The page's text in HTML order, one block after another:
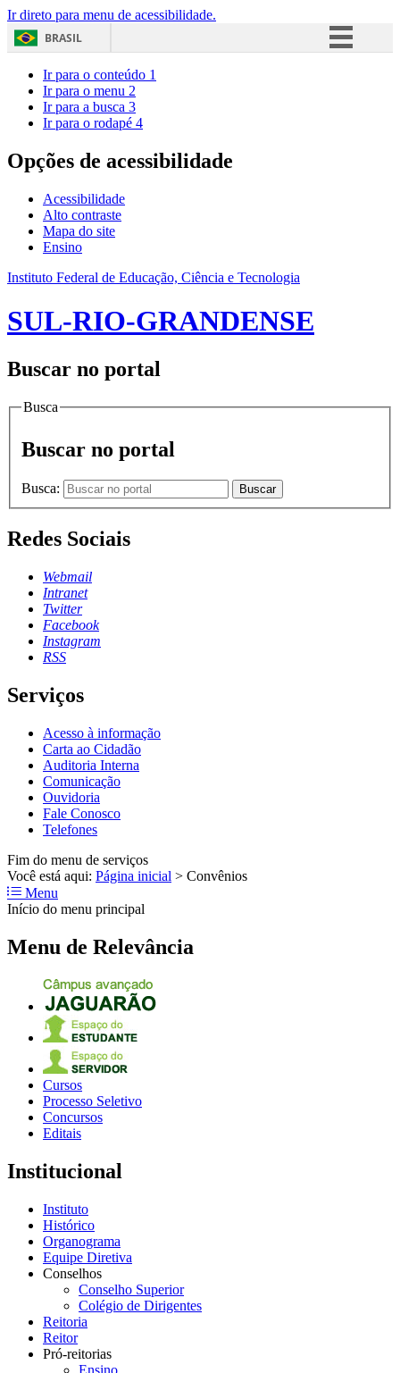
Ir direto para menu de acessibilidade.
BRASIL
Acesso à informação
Ir para o conteúdo 1
Ir para o menu 2
Ir para a busca 3
Ir para o rodapé 4
Opções de acessibilidade
Acessibilidade
Alto contraste
Mapa do site
Ensino
Instituto Federal de Educação, Ciência e Tecnologia
SUL-RIO-GRANDENSE
Buscar no portal
Busca
Buscar no portal
Busca: Buscar
Redes Sociais
Webmail
Intranet
Twitter
Facebook
Instagram
RSS
Serviços
Acesso à informação
Carta ao Cidadão
Auditoria Interna
Comunicação
Ouvidoria
Fale Conosco
Telefones
Fim do menu de serviços
Você está aqui: Página inicial > Convênios
Menu
Início do menu principal
Menu de Relevância
Cursos
Processo Seletivo
Concursos
Editais
Institucional
Instituto
Histórico
Organograma
Equipe Diretiva
Conselhos
Conselho Superior
Colégio de Dirigentes
Reitoria
Reitor
Pró-reitorias